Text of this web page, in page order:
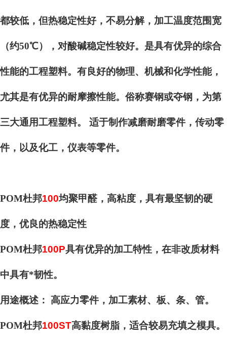
都较低，但热稳定性好，不易分解，加工温度范围宽
（约50℃），对酸碱稳定性较好。是具有优异的综合
性能的工程塑料。有良好的物理、机械和化学性能，
尤其是有优异的耐摩擦性能。俗称赛钢或夺钢，为第
三大通用工程塑料。 适于制作减磨耐磨零件，传动零
件，以及化工，仪表等零件。
POM杜邦100均聚甲醛，高粘度，具有最坚韧的硬
度，优良的热稳定性
POM杜邦100P具有优异的加工特性，在非改质材料
中具有*韧性。
用途概述： 高应力零件，加工素材、板、条、管。
POM杜邦100ST高黏度树脂，适合较易充填之模具。